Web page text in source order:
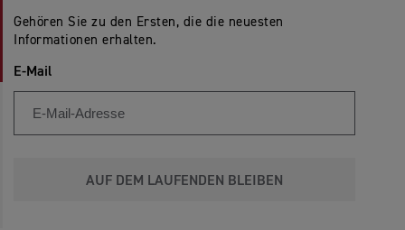
Gehören Sie zu den Ersten, die die neuesten
Informationen erhalten.
E-Mail
AUF DEM LAUFENDEN BLEIBEN